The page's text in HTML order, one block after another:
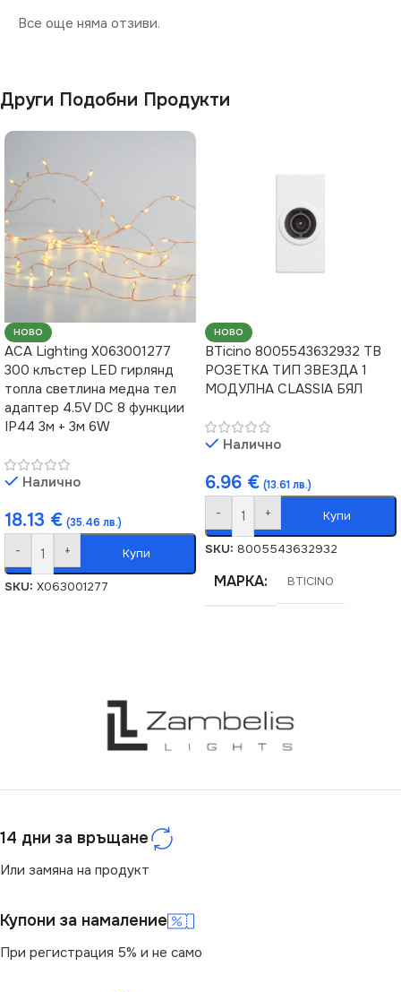
Все още няма отзиви.
Други Подобни Продукти
НОВО
ACA Lighting X063001277
300 клъстер LED гирлянд
топла светлина медна тел
адаптер 4.5V DC 8 функции
IP44 3м + 3м 6W
Налично
18.13 € (35.46 лв.)
- + Купи
SKU: X063001277
НОВО
BTicino 8005543632932 ТВ
РОЗЕТКА ТИП ЗВЕЗДА 1
МОДУЛНА CLASSIA БЯЛ
Налично
6.96 € (13.61 лв.)
- + Купи
SKU: 8005543632932
МАРКА BTICINO
14 дни за връщане
Или замяна на продукт
Купони за намаление
При регистрация 5% и не само